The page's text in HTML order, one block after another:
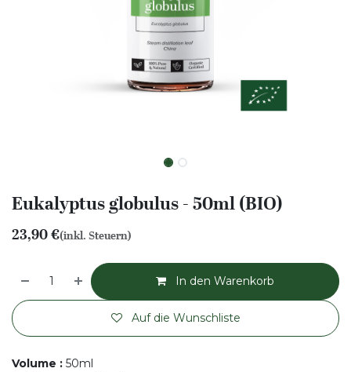
Eukalyptus globulus - 50ml (BIO)
23,90€(inkl. Steuern)
In den Warenkorb
Auf die Wunschliste
Volume : 50ml